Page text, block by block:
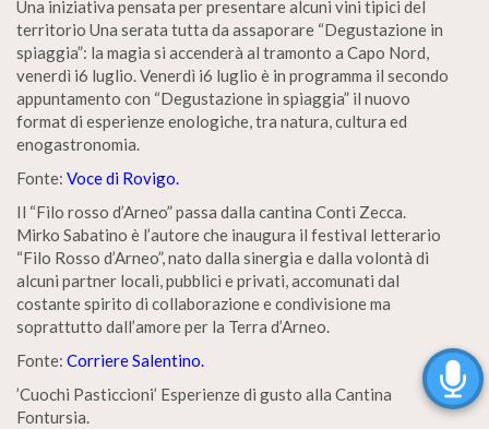
Una iniziativa pensata per presentare alcuni vini tipici del
territorio Una serata tutta da assaporare “Degustazione in
spiaggia”: la magia si accenderà al tramonto a Capo Nord,
venerdì i6 luglio. Venerdì i6 luglio è in programma il secondo
appuntamento con “Degustazione in spiaggia” il nuovo
format di esperienze enologiche, tra natura, cultura ed
enogastronomia.
Fonte: Voce di Rovigo.
Il “Filo rosso d’Arneo” passa dalla cantina Conti Zecca.
Mirko Sabatino è l’autore che inaugura il festival letterario
“Filo Rosso d’Arneo”, nato dalla sinergia e dalla volontà di
alcuni partner locali, pubblici e privati, accomunati dal
costante spirito di collaborazione e condivisione ma
soprattutto dall’amore per la Terra d’Arneo.
Fonte: Corriere Salentino.
’Cuochi Pasticcioni’ Esperienze di gusto alla Cantina
Fontursia.